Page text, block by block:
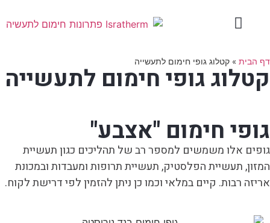
דף הבית » קטלוג גופי חימום לתעשייה
קטלוג גופי חימום לתעשייה
גופי חימום "אצבע"
גופים אלו משמשים למספר רב של תהליכים כגון תעשיית
המזון, תעשיית הפלסטיק, תעשיית תרופות ומעבדות ובמכונת
אריזה רבות. קיים במלאי וכמו כן ניתן להזמין לפי דרישת לקוח.